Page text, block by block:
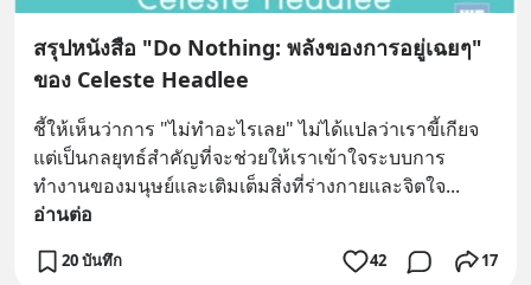
สรุปหนังสือ "Do Nothing: พลังของการอยู่เฉยๆ"
ของ Celeste Headlee
ชี้ให้เห็นว่าการ "ไม่ทำอะไรเลย" ไม่ได้แปลว่าเราขี้เกียจ
แต่เป็นกลยุทธ์สำคัญที่จะช่วยให้เราเข้าใจระบบการ
ทำงานของมนุษย์และเติมเต็มสิ่งที่ร่างกายและจิตใจ
อ่านต่อ
20 บันทึก 42 17